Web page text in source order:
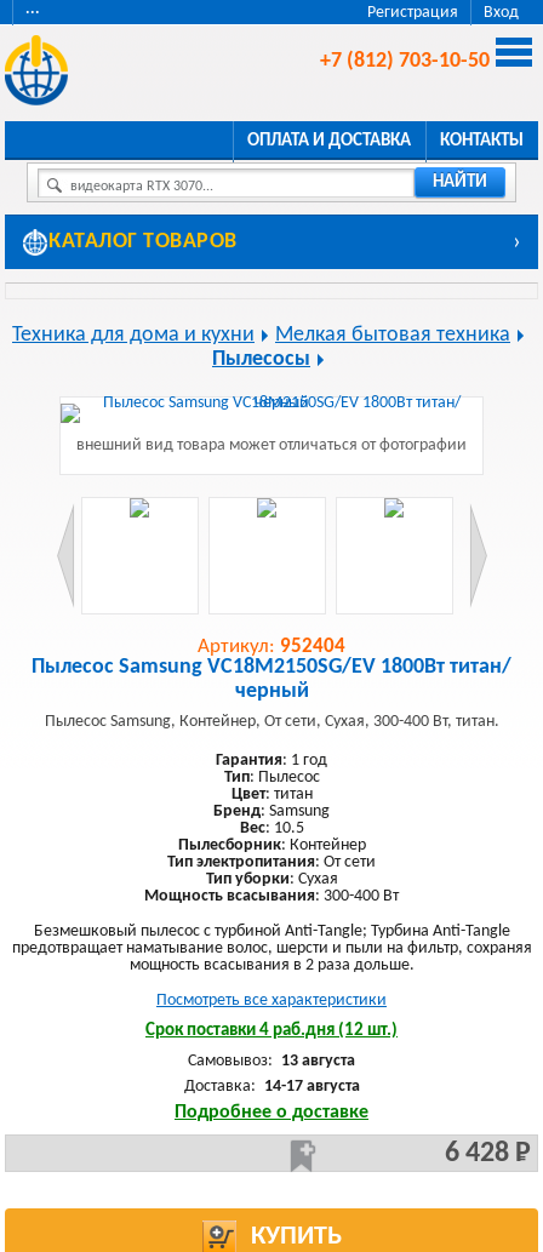
Регистрация Вход
···
+7 (812) 703-10-50
ОПЛАТА И ДОСТАВКА КОНТАКТЫ
видеокарта RTX 3070... НАЙТИ
КАТАЛОГ ТОВАРОВ ›
Техника для дома и кухни
Мелкая бытовая техника
Пылесосы
внешний вид товара может отличаться от фотографии
Артикул: 952404
Пылесос Samsung VC18M2150SG/EV 1800Вт титан/
черный
Пылесос Samsung, Контейнер, От сети, Сухая, 300-400 Вт, титан.
Гарантия: 1 год
Тип: Пылесос
Цвет: титан
Бренд: Samsung
Вес: 10.5
Пылесборник: Контейнер
Тип электропитания: От сети
Тип уборки: Сухая
Мощность всасывания: 300-400 Вт
Безмешковый пылесос с турбиной Anti-Tangle; Турбина Anti-Tangle
предотвращает наматывание волос, шерсти и пыли на фильтр, сохраняя
мощность всасывания в 2 раза дольше.
Посмотреть все характеристики
Срок поставки 4 раб.дня (12 шт.)
Самовывоз: 13 августа
Доставка: 14-17 августа
Подробнее о доставке
6 428 Р
КУПИТЬ